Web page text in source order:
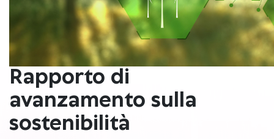
Rapporto di
avanzamento sulla
sostenibilità